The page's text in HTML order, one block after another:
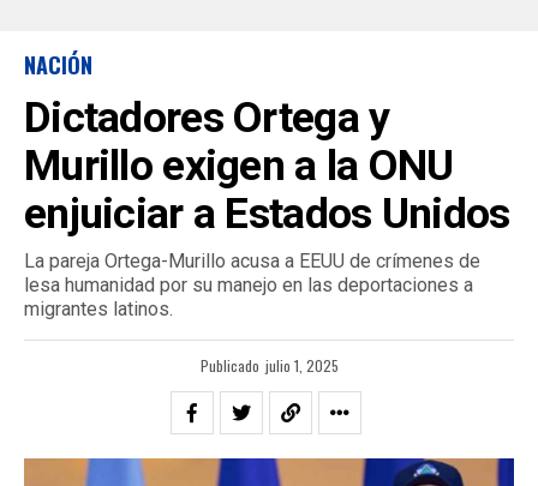
NACIÓN
Dictadores Ortega y
Murillo exigen a la ONU
enjuiciar a Estados Unidos
La pareja Ortega-Murillo acusa a EEUU de crímenes de
lesa humanidad por su manejo en las deportaciones a
migrantes latinos.
Publicado julio 1, 2025